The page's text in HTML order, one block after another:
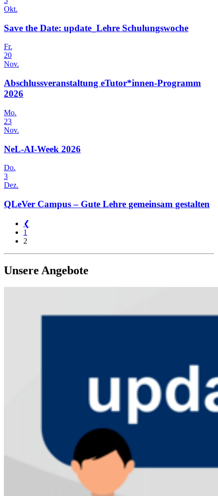
Okt.
Save the Date: update_Lehre Schulungswoche
Fr.
20
Nov.
Abschlussveranstaltung eTutor*innen-Programm
2026
Mo.
23
Nov.
NeL-AI-Week 2026
Do.
3
Dez.
QLeVer Campus – Gute Lehre gemeinsam gestalten
❮
1
2
Unsere Angebote